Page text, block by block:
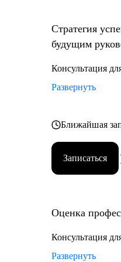
• Избавиться от
• Прокачать
• Финансовым
• Главным
• Финансовым
Стратегия
будущим
Консультация
Развернуть
Ближайшая
Записаться
Оценка
Консультация
Развернуть